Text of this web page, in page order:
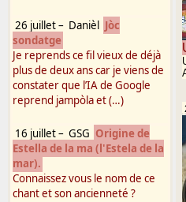
26 juillet– Danièl Jòc
sondatge
Je reprends ce fil vieux de déjà
plus de deux ans car je viens de
constater que l’IA de Google
reprend jampòla et (…)
16 juillet– GSG Origine de
Estella de la ma (l'Estela de la
mar).
Connaissez vous le nom de ce
chant et son ancienneté ?